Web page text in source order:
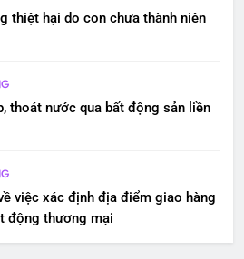
thiệt hại do con chưa thành niên
thoát nước qua bất động sản liền
việc xác định địa điểm giao hàng
động thương mại